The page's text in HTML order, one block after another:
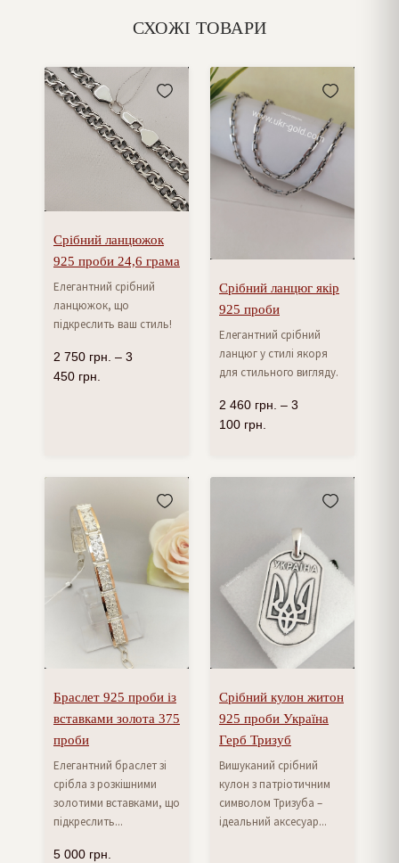
СХОЖІ ТОВАРИ
Срібний ланцюжок
925 проби 24,6 грама
Елегантний срібний
ланцюжок, що
підкреслить ваш стиль!
2 750 грн. – 3
450 грн.
Срібний ланцюг якір
925 проби
Елегантний срібний
ланцюг у стилі якоря
для стильного вигляду.
2 460 грн. – 3
100 грн.
Браслет 925 проби із
вставками золота 375
проби
Елегантний браслет зі
срібла з розкішними
золотими вставками, що
підкреслить...
5 000 грн.
Срібний кулон житон
925 проби Україна
Герб Тризуб
Вишуканий срібний
кулон з патріотичним
символом Тризуба –
ідеальний аксесуар...